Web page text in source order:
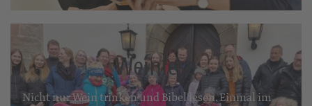
Weinlese
Nicht nur Wein trinken und Bibel lesen. Einmal im